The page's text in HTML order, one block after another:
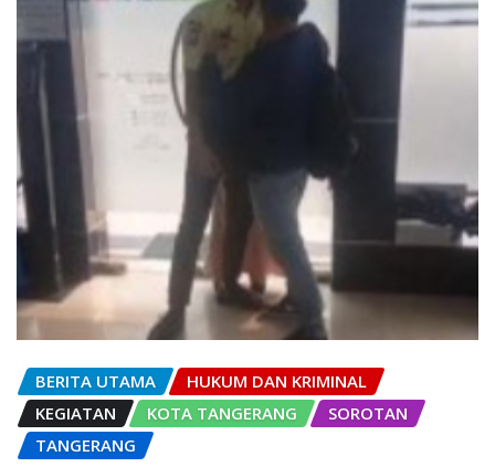
BERITA UTAMA
HUKUM DAN KRIMINAL
KEGIATAN
KOTA TANGERANG
SOROTAN
TANGERANG